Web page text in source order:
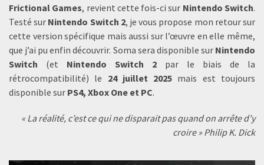
Frictional Games, revient cette fois-ci sur Nintendo Switch.
Testé sur Nintendo Switch 2, je vous propose mon retour sur
cette version spécifique mais aussi sur l’œuvre en elle même,
que j’ai pu enfin découvrir. Soma sera disponible sur Nintendo
Switch (et Nintendo Switch 2 par le biais de la
rétrocompatibilité) le 24 juillet 2025 mais est toujours
disponible sur PS4, Xbox One et PC.
« La réalité, c’est ce qui ne disparait pas quand on arrête d’y
croire » Philip K. Dick